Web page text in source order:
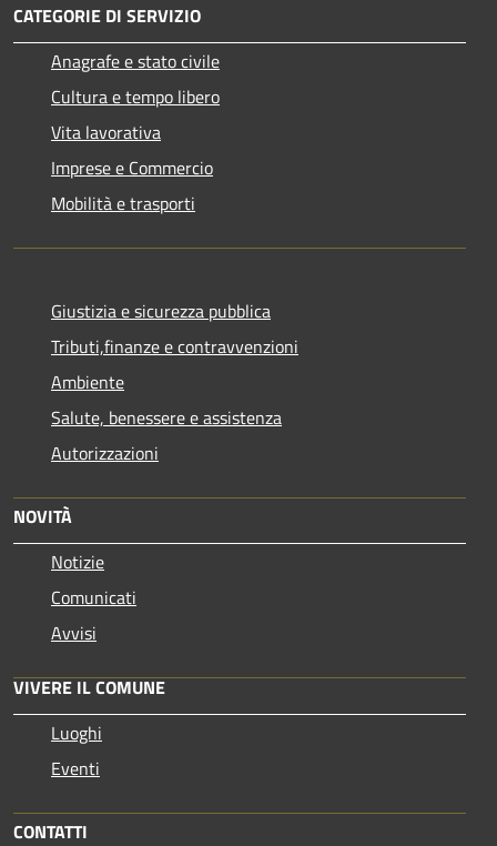
CATEGORIE DI SERVIZIO
Anagrafe e stato civile
Cultura e tempo libero
Vita lavorativa
Imprese e Commercio
Mobilità e trasporti
Giustizia e sicurezza pubblica
Tributi,finanze e contravvenzioni
Ambiente
Salute, benessere e assistenza
Autorizzazioni
NOVITÀ
Notizie
Comunicati
Avvisi
VIVERE IL COMUNE
Luoghi
Eventi
CONTATTI